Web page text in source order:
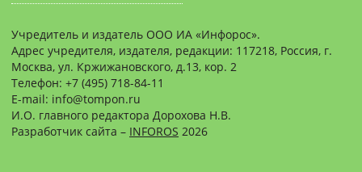
Учредитель и издатель ООО ИА «Инфорос».
Адрес учредителя, издателя, редакции: 117218, Россия, г.
Москва, ул. Кржижановского, д.13, кор. 2
Телефон: +7 (495) 718-84-11
E-mail: info@tompon.ru
И.О. главного редактора Дорохова Н.В.
Разработчик сайта – INFOROS 2026